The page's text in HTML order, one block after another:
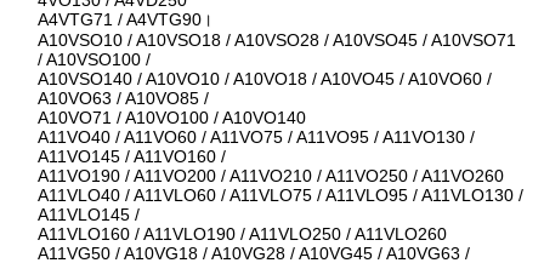
A4VTG71 / A4VTG90।
A10VSO10 / A10VSO18 / A10VSO28 / A10VSO45 / A10VSO71
/ A10VSO100 /
A10VSO140 / A10VO10 / A10VO18 / A10VO45 / A10VO60 /
A10VO63 / A10VO85 /
A10VO71 / A10VO100 / A10VO140
A11VO40 / A11VO60 / A11VO75 / A11VO95 / A11VO130 /
A11VO145 / A11VO160 /
A11VO190 / A11VO200 / A11VO210 / A11VO250 / A11VO260
A11VLO40 / A11VLO60 / A11VLO75 / A11VLO95 / A11VLO130 /
A11VLO145 /
A11VLO160 / A11VLO190 / A11VLO250 / A11VLO260
A11VG50 / A10VG18 / A10VG28 / A10VG45 / A10VG63 /